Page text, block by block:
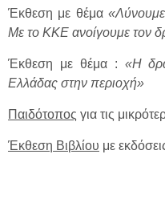
Έκθεση με θέμα
Με το ΚΚΕ ανοίγουμε τον
Έκθεση με θέμα : «Η
Ελλάδας στην περιοχή»
Παιδότοπος για τις
Έκθεση Βιβλίου με